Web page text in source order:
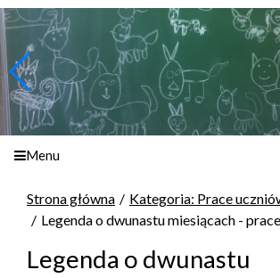
Menu
Strona główna
Kategoria: Prace
Legenda o dwunastu miesiącach -
Legenda o dwunastu